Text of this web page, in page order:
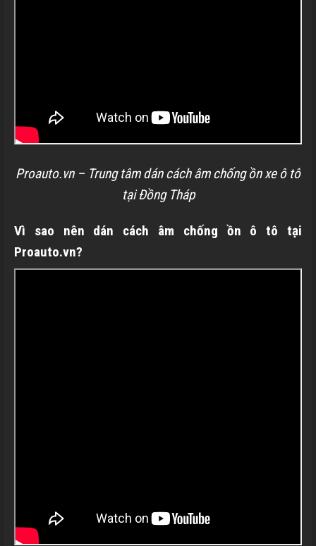
Proauto.vn – Trung tâm dán cách âm chống ồn xe ô tô
tại Đồng Tháp
Vì sao nên dán cách âm chống ồn ô tô tại
Proauto.vn?